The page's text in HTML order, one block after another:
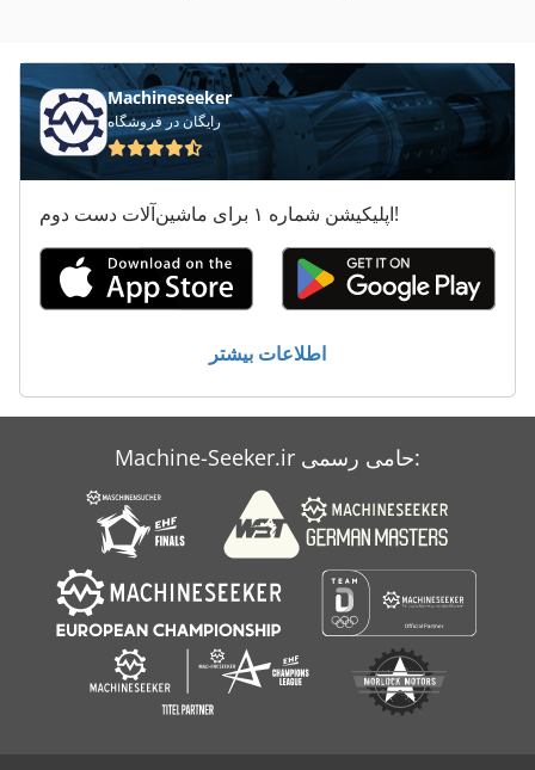
Machineseeker
رایگان در فروشگاه
اپلیکیشن شماره ۱ برای ماشین‌آلات دست دوم!
اطلاعات بیشتر
Machine-Seeker.ir حامی رسمی: